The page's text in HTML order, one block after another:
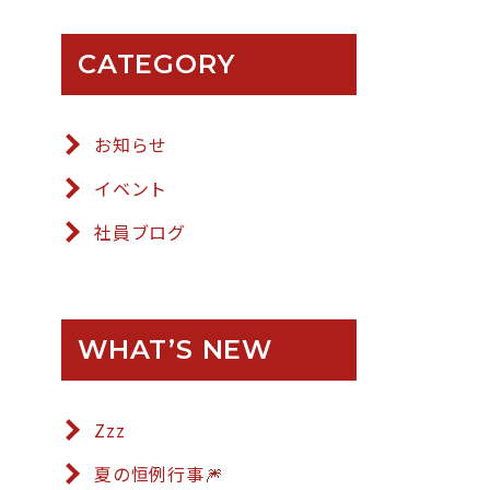
CATEGORY
お知らせ
イベント
社員ブログ
WHAT’S NEW
Zzz
夏の恒例行事🎆